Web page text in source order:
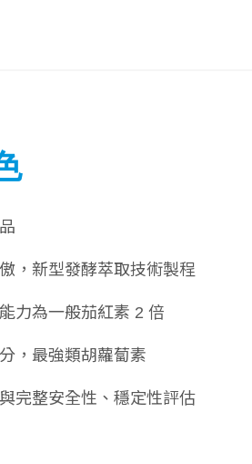
，新型發酵萃取技術製程
力為一般茄紅素 2 倍
，最強類胡蘿蔔素
完整安全性、穩定性評估